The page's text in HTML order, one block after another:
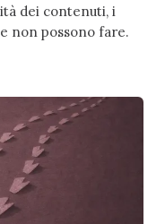
dei contenuti, i
non possono fare.